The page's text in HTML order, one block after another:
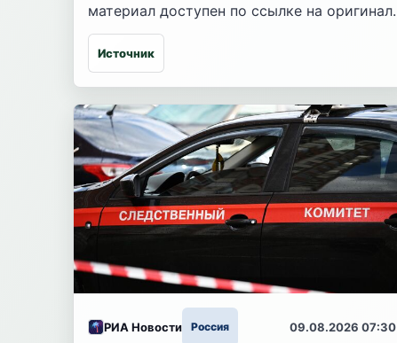
материал доступен по ссылке на оригинал.
Источник
РИА Новости Россия 09.08.2026 07:30